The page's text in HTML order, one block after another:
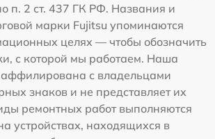
п. 2 ст. 437 ГК РФ. Названия и
марки Fujitsu упоминаются
целях — чтобы обозначить
с которой мы работаем. Наша
с владельцами
знаков и не представляет их
ремонтных работ выполняются
устройствах, находящихся в